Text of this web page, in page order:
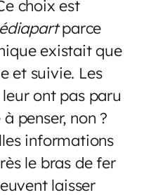
choix est
parce
existait que
et suivie. Les
ont pas paru
penser, non ?
informations
le bras de fer
laisser